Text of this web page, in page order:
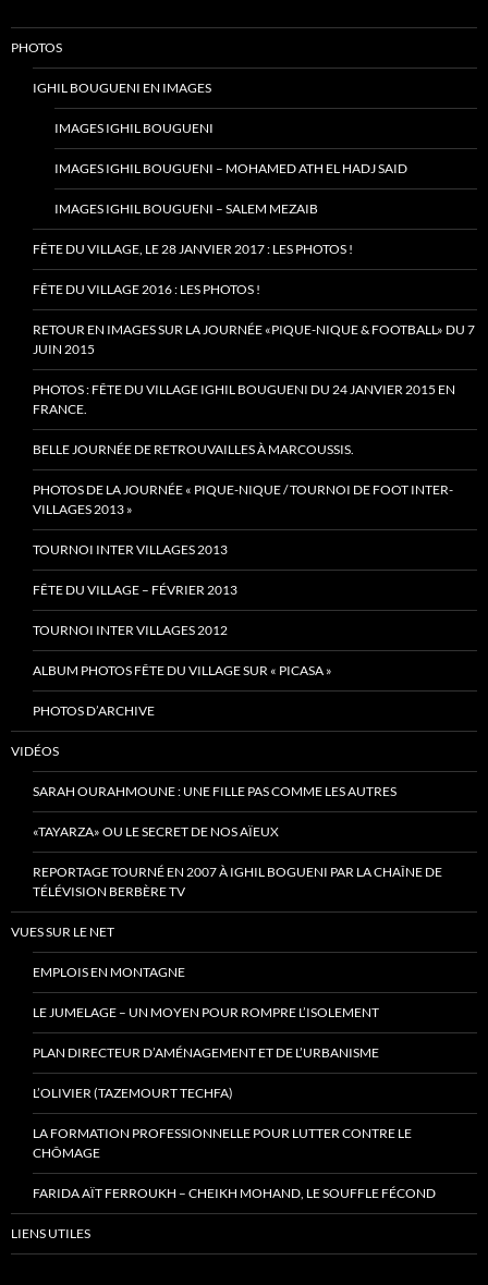
PHOTOS
IGHIL BOUGUENI EN IMAGES
IMAGES IGHIL BOUGUENI
IMAGES IGHIL BOUGUENI – MOHAMED ATH EL HADJ SAID
IMAGES IGHIL BOUGUENI – SALEM MEZAIB
FÊTE DU VILLAGE, LE 28 JANVIER 2017 : LES PHOTOS !
FÊTE DU VILLAGE 2016 : LES PHOTOS !
RETOUR EN IMAGES SUR LA JOURNÉE «PIQUE-NIQUE & FOOTBALL» DU 7
JUIN 2015
PHOTOS : FÊTE DU VILLAGE IGHIL BOUGUENI DU 24 JANVIER 2015 EN
FRANCE.
BELLE JOURNÉE DE RETROUVAILLES À MARCOUSSIS.
PHOTOS DE LA JOURNÉE « PIQUE-NIQUE / TOURNOI DE FOOT INTER-
VILLAGES 2013 »
TOURNOI INTER VILLAGES 2013
FÊTE DU VILLAGE – FÉVRIER 2013
TOURNOI INTER VILLAGES 2012
ALBUM PHOTOS FÊTE DU VILLAGE SUR « PICASA »
PHOTOS D’ARCHIVE
VIDÉOS
SARAH OURAHMOUNE : UNE FILLE PAS COMME LES AUTRES
«TAYARZA» OU LE SECRET DE NOS AÏEUX
REPORTAGE TOURNÉ EN 2007 À IGHIL BOGUENI PAR LA CHAÎNE DE
TÉLÉVISION BERBÈRE TV
VUES SUR LE NET
EMPLOIS EN MONTAGNE
LE JUMELAGE – UN MOYEN POUR ROMPRE L’ISOLEMENT
PLAN DIRECTEUR D’AMÉNAGEMENT ET DE L’URBANISME
L’OLIVIER (TAZEMOURT TECHFA)
LA FORMATION PROFESSIONNELLE POUR LUTTER CONTRE LE
CHÔMAGE
FARIDA AÏT FERROUKH – CHEIKH MOHAND, LE SOUFFLE FÉCOND
LIENS UTILES